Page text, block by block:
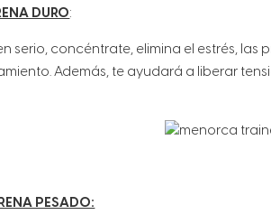
DURO:
serio, concéntrate, elimina el estrés,
Además, te ayudará a liberar
PESADO: